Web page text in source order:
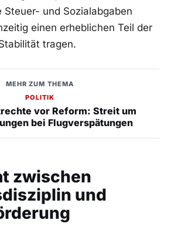
Steuer- und Sozialabgaben
einen erheblichen Teil der
tragen.
MEHR ZUM THEMA
POLITIK
vor Reform: Streit um
bei Flugverspätungen
zwischen
und